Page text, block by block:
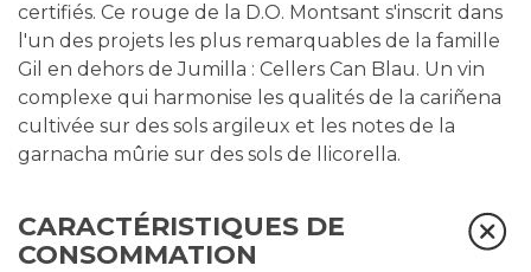
certifiés. Ce rouge de la D.O. Montsant s'inscrit dans
l'un des projets les plus remarquables de la famille
Gil en dehors de Jumilla : Cellers Can Blau. Un vin
complexe qui harmonise les qualités de la cariñena
cultivée sur des sols argileux et les notes de la
garnacha mûrie sur des sols de llicorella.
CARACTÉRISTIQUES DE
CONSOMMATION